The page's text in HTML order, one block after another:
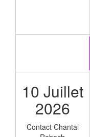
10 Juillet
2026
Contact Chantal